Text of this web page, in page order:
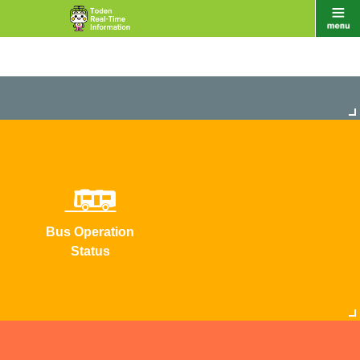
Bus Operation
Status